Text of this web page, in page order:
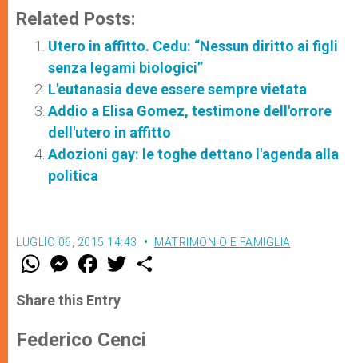
Related Posts:
Utero in affitto. Cedu: “Nessun diritto ai figli
senza legami biologici”
L'eutanasia deve essere sempre vietata
Addio a Elisa Gomez, testimone dell'orrore
dell'utero in affitto
Adozioni gay: le toghe dettano l'agenda alla
politica
LUGLIO 06, 2015 14:43 MATRIMONIO E FAMIGLIA
W
t
s
p
p
M
e
s
e
g
e
F
a
e
b
o
k
w
r
Share this Entry
Federico Cenci